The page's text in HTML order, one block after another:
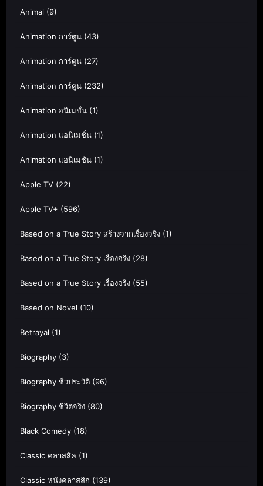
Animal (9)
Animation การ์ตูน (43)
Animation การ์ตูน (27)
Animation การ์ตูน (232)
Animation อนิเมชั่น (1)
Animation แอนิเมชั่น (1)
Animation แอนิเมชัน (1)
Apple TV (22)
Apple TV+ (596)
Based on a True Story สร้างจากเรื่องจริง (1)
Based on a True Story เรื่องจริง (28)
Based on a True Story เรื่องจริง (55)
Based on Novel (10)
Betrayal (1)
Biography (3)
Biography ชีวประวัติ (96)
Biography ชีวิตจริง (80)
Black Comedy (18)
Classic คลาสสิค (1)
Classic หนังคลาสสิก (139)